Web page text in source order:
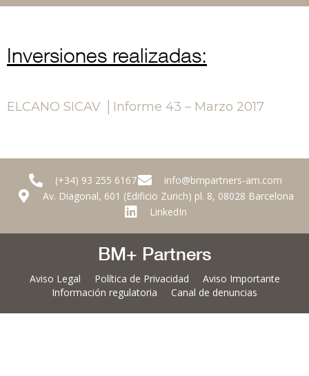
Inversiones realizadas:
ELCANO SICAV │Informe 43 – Marzo 2017
(+34) 93 255 6167
info@bmpartners-am.com
Av. Diagonal, 601 (Edificio Zurich) pl. 8, 08028 Barcelona
LinkedIn
BM+ Partners
Aviso Legal Política de Privacidad
Aviso Importante
Información regulatoria
Canal de denuncias